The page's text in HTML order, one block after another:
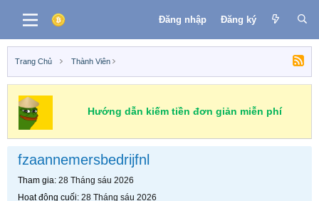
Đăng nhập Đăng ký
Trang Chủ Thành Viên
Hướng dẫn kiếm tiền đơn giản miễn phí
fzaannemersbedrijfnl
Tham gia 28 Tháng sáu 2026
Hoạt động cuối 28 Tháng sáu 2026